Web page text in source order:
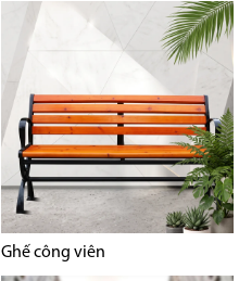
Ghế công viên